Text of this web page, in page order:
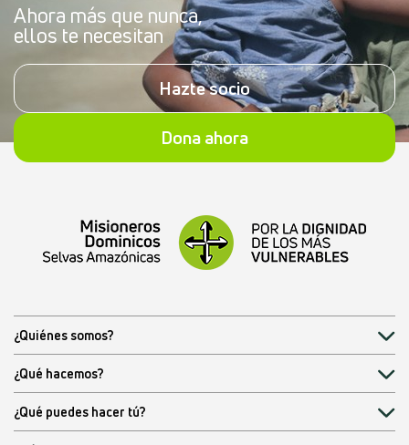
Ahora más que nunca,
ellos te necesitan
Hazte socio
Dona ahora
¿Quiénes somos?
¿Qué hacemos?
¿Qué puedes hacer tú?